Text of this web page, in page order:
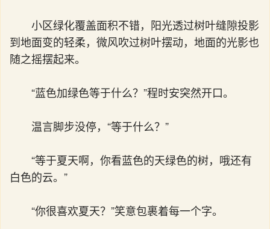
小区绿化覆盖面积不错，阳光透过树叶缝隙投影
到地面变的轻柔，微风吹过树叶摆动，地面的光影也
随之摇摆起来。
“蓝色加绿色等于什么？”程时安突然开口。
温言脚步没停，“等于什么？”
“等于夏天啊，你看蓝色的天绿色的树，哦还有
白色的云。”
“你很喜欢夏天？”笑意包裹着每一个字。